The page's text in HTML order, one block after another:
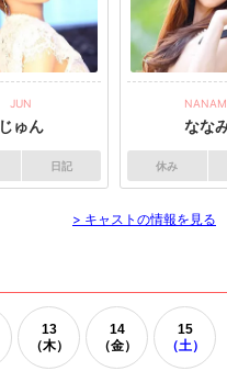
JUN
じゅん
日記
なな
休み
> キャストの情報を見る
13
（木）
14
（金）
15
（土）